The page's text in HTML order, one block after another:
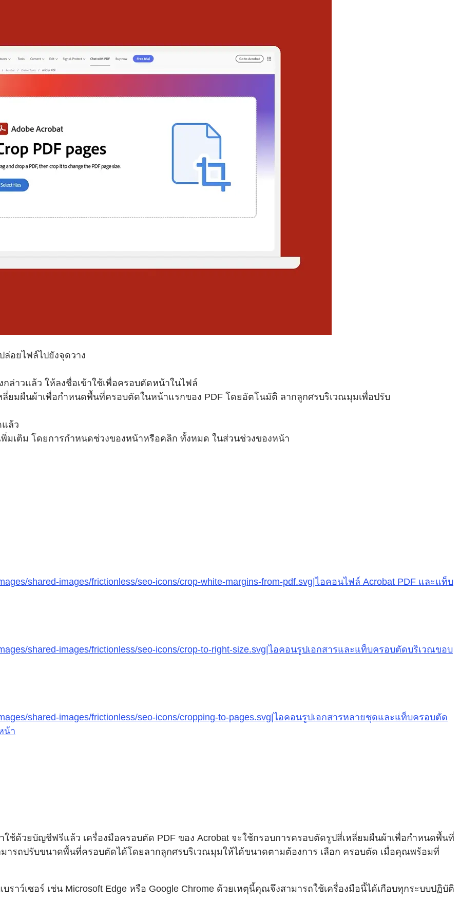
อยไฟล์ไปยังจุดวาง
ล่าวแล้ว ให้ลงชื่อเข้าใช้เพื่อครอบตัดหน้าในไฟล์
ลี่ยมผืนผ้าเพื่อกำหนดพื้นที่ครอบตัดในหน้าแรกของ PDF โดยอัตโนมัติ ลากลูกศรบริเวณมุมเพื่อปรับ
ล้ว
มเติม โดยการกำหนดช่วงของหน้าหรือคลิก ทั้งหมด ในส่วนช่วงของหน้า
shared-images/frictionless/seo-icons/crop-white-margins-from-pdf.svg|ไอคอนไฟล์ Acrobat PDF และแท็บ
shared-images/frictionless/seo-icons/crop-to-right-size.svg|ไอคอนรูปเอกสารและแท็บครอบตัดบริเวณขอบ
shared-images/frictionless/seo-icons/cropping-to-pages.svg|ไอคอนรูปเอกสารหลายชุดและแท็บครอบตัด
น้า
ช้ด้วยบัญชีฟรีแล้ว เครื่องมือครอบตัด PDF ของ Acrobat จะใช้กรอบการครอบตัดรูปสี่เหลี่ยมผืนผ้าเพื่อกำหนดพื้นที่
รถปรับขนาดพื้นที่ครอบตัดได้โดยลากลูกศรบริเวณมุมให้ได้ขนาดตามต้องการ เลือก ครอบตัด เมื่อคุณพร้อมที่
าว์เซอร์ เช่น Microsoft Edge หรือ Google Chrome ด้วยเหตุนี้คุณจึงสามารถใช้เครื่องมือนี้ได้เกือบทุกระบบปฏิบัติ